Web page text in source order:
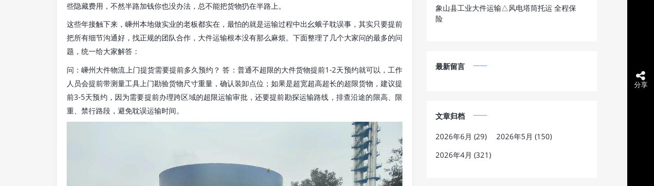
些隐藏费用，不然半路加钱你也没办法，总不能把货物扔在半路上。
这些年接触下来，嵊州本地做实业的老板都实在，最怕的就是运输过程中出幺蛾子耽误事，其实只要提前
把所有细节沟通好，找正规的团队合作，大件运输根本没有那么麻烦。下面整理了几个大家问的最多的问
题，统一给大家解答：
问：嵊州大件物流上门提货需要提前多久预约？ 答：普通不超限的大件货物提前1-2天预约就可以，工作
人员会提前带测量工具上门勘验货物尺寸重量，确认装卸点位；如果是超宽超高超长的超限货物，建议提
前3-5天预约，因为需要提前办理跨区域的超限运输审批，还要提前勘探运输路线，排查沿途的限高、限
重、禁行路段，避免耽误运输时间。
象山县工业大件运输△风电塔筒托运 全程保
险
最新留言
文章归档
2026年6月 (29)
2026年5月 (150)
2026年4月 (321)
分享